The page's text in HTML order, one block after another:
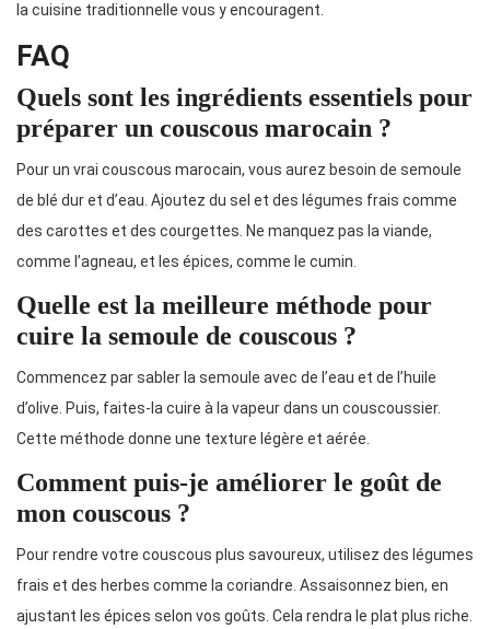
la cuisine traditionnelle vous y encouragent.
FAQ
Quels sont les ingrédients essentiels pour
préparer un couscous marocain ?
Pour un vrai couscous marocain, vous aurez besoin de semoule
de blé dur et d’eau. Ajoutez du sel et des légumes frais comme
des carottes et des courgettes. Ne manquez pas la viande,
comme l’agneau, et les épices, comme le cumin.
Quelle est la meilleure méthode pour
cuire la semoule de couscous ?
Commencez par sabler la semoule avec de l’eau et de l’huile
d’olive. Puis, faites-la cuire à la vapeur dans un couscoussier.
Cette méthode donne une texture légère et aérée.
Comment puis-je améliorer le goût de
mon couscous ?
Pour rendre votre couscous plus savoureux, utilisez des légumes
frais et des herbes comme la coriandre. Assaisonnez bien, en
ajustant les épices selon vos goûts. Cela rendra le plat plus riche.